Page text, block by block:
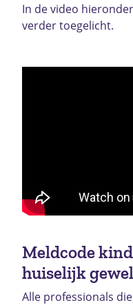
In de video
verder toegelicht.
Meldcode
huiselijk
Alle professionals